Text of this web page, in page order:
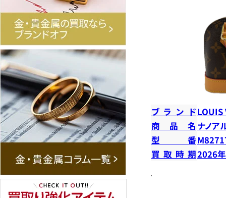
ブランドLOUIS
商品名 ナノア
型番
買取時期2026